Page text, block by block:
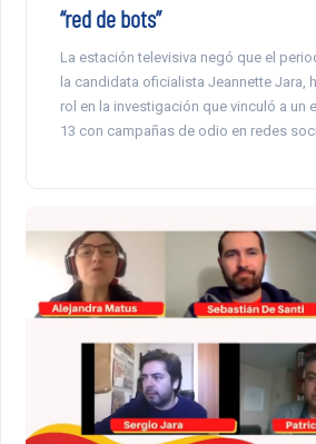
“red de bots”
La estación televisiva negó que el
la candidata oficialista Jeannette Jara,
rol en la investigación que vinculó a un
13 con campañas de odio en redes